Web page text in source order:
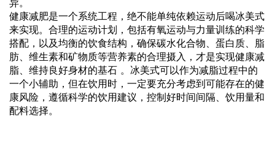
健康减肥是一个系统工程，绝不能单纯依赖运动后喝冰美式
来实现。合理的运动计划，包括有氧运动与力量训练的科学
搭配，以及均衡的饮食结构，确保碳水化合物、蛋白质、脂
肪、维生素和矿物质等营养素的合理摄入，才是实现健康减
脂、维持良好身材的基石 。冰美式可以作为减脂过程中的
一个小辅助，但在饮用时，一定要充分考虑到可能存在的健
康风险，遵循科学的饮用建议，控制好时间间隔、饮用量和
配料选择。